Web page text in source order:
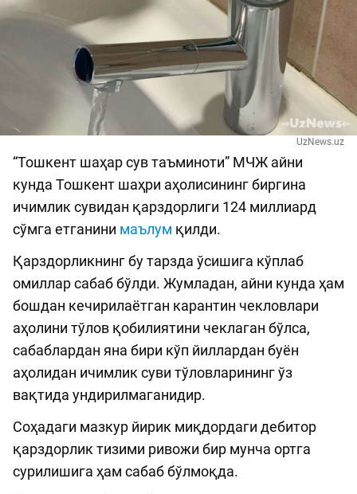
UzNews.uz
“Тошкент шаҳар сув таъминоти” МЧЖ айни
кунда Тошкент шаҳри аҳолисининг биргина
ичимлик сувидан қарздорлиги 124 миллиард
сўмга етганини маълум қилди.
Қарздорликнинг бу тарзда ўсишига кўплаб
омиллар сабаб бўлди. Жумладан, айни кунда ҳам
бошдан кечирилаётган карантин чекловлари
аҳолини тўлов қобилиятини чеклаган бўлса,
сабаблардан яна бири кўп йиллардан буён
аҳолидан ичимлик суви тўловларининг ўз
вақтида ундирилмаганидир.
Соҳадаги мазкур йирик миқдордаги дебитор
қарздорлик тизими ривожи бир мунча ортга
сурилишига ҳам сабаб бўлмоқда.